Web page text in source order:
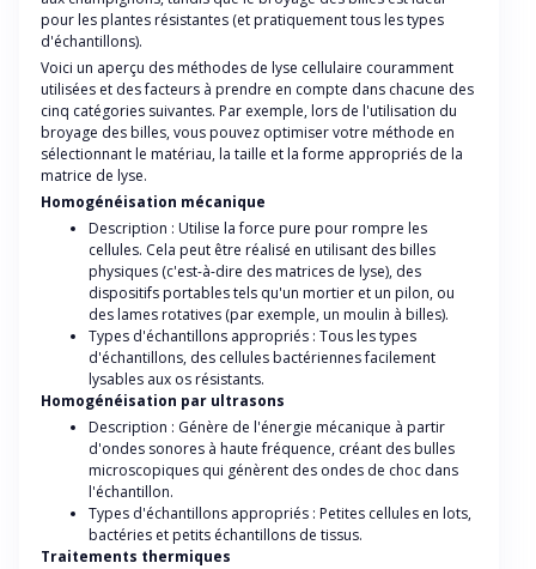
pour les plantes résistantes (et pratiquement tous les types
d'échantillons).
Voici un aperçu des méthodes de lyse cellulaire couramment
utilisées et des facteurs à prendre en compte dans chacune des
cinq catégories suivantes. Par exemple, lors de l'utilisation du
broyage des billes, vous pouvez optimiser votre méthode en
sélectionnant le matériau, la taille et la forme appropriés de la
matrice de lyse.
Homogénéisation mécanique
Description : Utilise la force pure pour rompre les
cellules. Cela peut être réalisé en utilisant des billes
physiques (c'est-à-dire des matrices de lyse), des
dispositifs portables tels qu'un mortier et un pilon, ou
des lames rotatives (par exemple, un moulin à billes).
Types d'échantillons appropriés : Tous les types
d'échantillons, des cellules bactériennes facilement
lysables aux os résistants.
Homogénéisation par ultrasons
Description : Génère de l'énergie mécanique à partir
d'ondes sonores à haute fréquence, créant des bulles
microscopiques qui génèrent des ondes de choc dans
l'échantillon.
Types d'échantillons appropriés : Petites cellules en lots,
bactéries et petits échantillons de tissus.
Traitements thermiques